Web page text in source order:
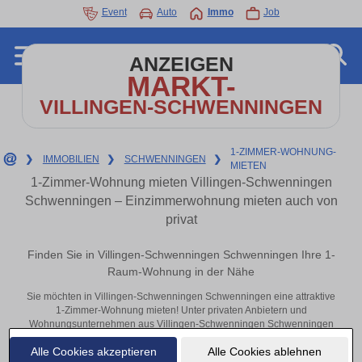
Alle Cookies akzeptieren Alle Cookies ablehnen
Event Auto Immo Job
ANZEIGEN
MARKT-
VILLINGEN-SCHWENNINGEN
❯ IMMOBILIEN ❯ SCHWENNINGEN ❯
1-ZIMMER-WOHNUNG-
MIETEN
1-Zimmer-Wohnung mieten Villingen-Schwenningen
Schwenningen – Einzimmerwohnung mieten auch von
privat
Finden Sie in Villingen-Schwenningen Schwenningen Ihre 1-
Raum-Wohnung in der Nähe
Sie möchten in Villingen-Schwenningen Schwenningen eine attraktive
1-Zimmer-Wohnung mieten! Unter privaten Anbietern und
Wohnungsunternehmen aus Villingen-Schwenningen Schwenningen
finden Sie Ihre Einzimmerwohnung. Mit ein paar Klicks zu Ihrer kleinen
1-Raum-Wohnung in der Nähe.